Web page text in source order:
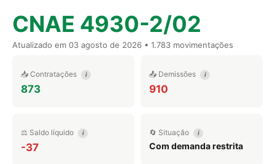
CNAE 4930-2/02
Atualizado em 03 agosto de 2026 • 1.783 movimentações
📥 Contratações i
873
📤 Demissões i
910
⚖️ Saldo líquido i
-37
🔄 Situação i
Com demanda restrita